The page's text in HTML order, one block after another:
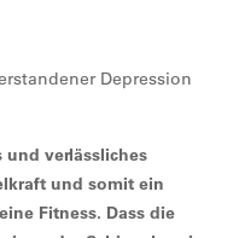
Depression
und verlässliches
und somit ein
Fitness. Dass die